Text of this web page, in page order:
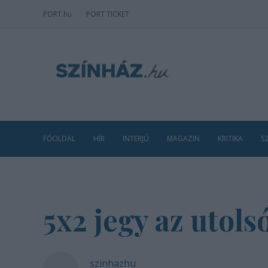
PORT.hu PORT TICKET
FŐOLDAL HÍR INTERJÚ MAGAZIN KRITIKA
5x2 jegy az
szinhazhu